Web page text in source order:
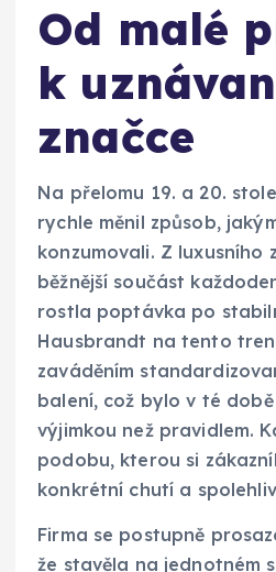
Od malé
k
značce
Na přelomu 19. a 20.
rychle měnil způsob,
konzumovali. Z luxusního
běžnější součást
rostla poptávka po
Hausbrandt na tento
zaváděním
balení, což bylo v té
výjimkou než pravidlem.
podobu, kterou si
konkrétní chutí a
Firma se postupně
že stavěla na jednotném